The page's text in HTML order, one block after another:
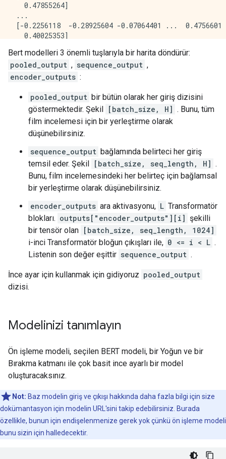
   0.47855264]
...
[-0.2256118  -0.28925604 -0.07064401 ...  0.4756601
   0.40025353]
   0.18163344]
[-0.44378197  0.00930723  0.07223766 ...  0.1729009
Bert modelleri 3 önemli tuşlarıyla bir harita döndürür:
pooled_output , sequence_output ,
encoder_outputs :
pooled_output bir bütün olarak her giriş dizisini
göstermektedir. Şekil [batch_size, H] . Bunu, tüm
film incelemesi için bir yerleştirme olarak
düşünebilirsiniz.
sequence_output bağlamında belirteci her giriş
temsil eder. Şekil [batch_size, seq_length, H] .
Bunu, film incelemesindeki her belirteç için bağlamsal
bir yerleştirme olarak düşünebilirsiniz.
encoder_outputs ara aktivasyonu, L Transformatör
blokları. outputs["encoder_outputs"][i] şekilli
bir tensör olan [batch_size, seq_length, 1024]
i-inci Transformatör bloğun çıkışları ile, 0 <= i < L .
Listenin son değer eşittir sequence_output .
İnce ayar için kullanmak için gidiyoruz pooled_output
dizisi.
Modelinizi tanımlayın
Ön işleme modeli, seçilen BERT modeli, bir Yoğun ve bir
Bırakma katmanı ile çok basit ince ayarlı bir model
oluşturacaksınız.
Not: Baz modelin giriş ve çıkışı hakkında daha fazla bilgi için size
dokümantasyon için modelin URL'sini takip edebilirsiniz. Burada
özellikle, bunun için endişelenmenize gerek yok çünkü ön işleme modeli
bunu sizin için halledecektir.